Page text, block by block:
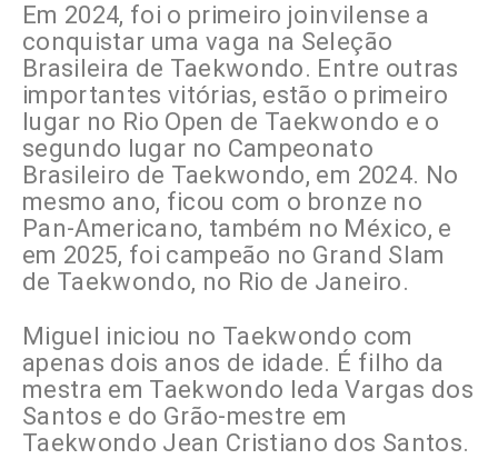
Em 2024, foi o primeiro joinvilense a
conquistar uma vaga na Seleção
Brasileira de Taekwondo. Entre outras
importantes vitórias, estão o primeiro
lugar no Rio Open de Taekwondo e o
segundo lugar no Campeonato
Brasileiro de Taekwondo, em 2024. No
mesmo ano, ficou com o bronze no
Pan-Americano, também no México, e
em 2025, foi campeão no Grand Slam
de Taekwondo, no Rio de Janeiro.
Miguel iniciou no Taekwondo com
apenas dois anos de idade. É filho da
mestra em Taekwondo Ieda Vargas dos
Santos e do Grão-mestre em
Taekwondo Jean Cristiano dos Santos.